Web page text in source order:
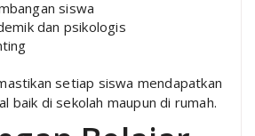
siswa
dan psikologis
setiap siswa mendapatkan
baik di sekolah maupun di rumah.